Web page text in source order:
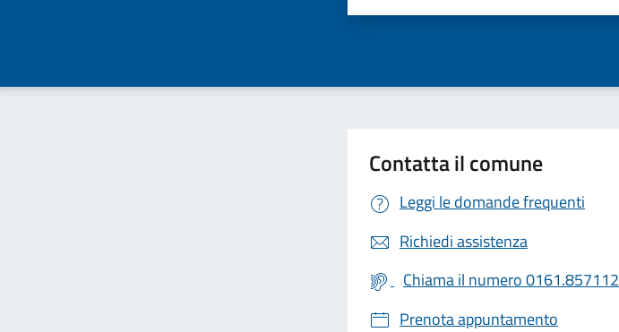
Contatta il comune
Leggi le domande frequenti
Richiedi assistenza
Chiama il numero 0161.857112
Prenota appuntamento